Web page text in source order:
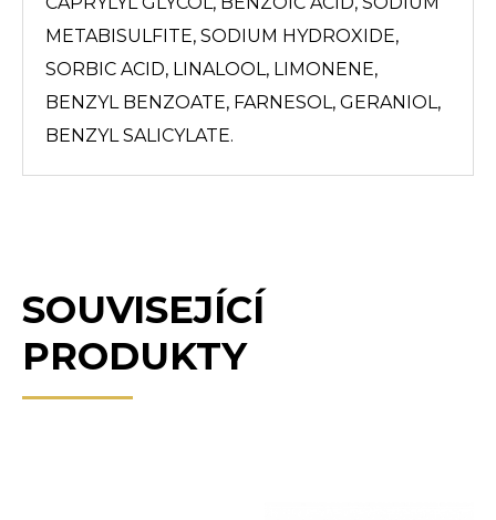
METABISULFITE, SODIUM HYDROXIDE,
SORBIC ACID, LINALOOL, LIMONENE,
BENZYL BENZOATE, FARNESOL, GERANIOL,
BENZYL SALICYLATE.
SOUVISEJÍCÍ
PRODUKTY